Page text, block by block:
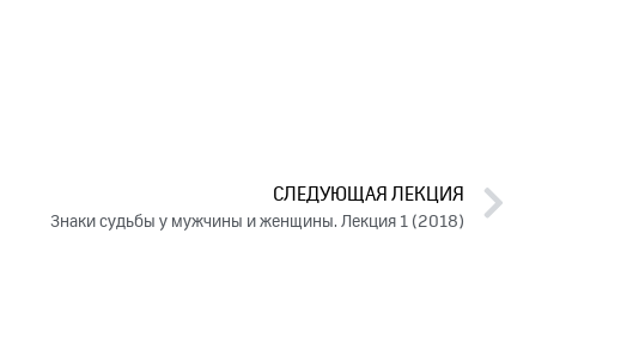
СЛЕДУЮЩАЯ ЛЕКЦИЯ
Знаки судьбы у мужчины и женщины. Лекция 1 (2018)